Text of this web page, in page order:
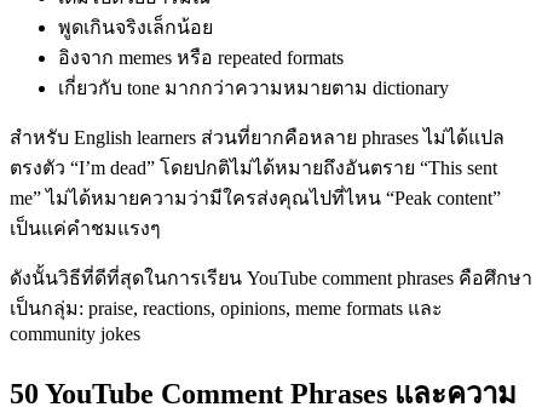
พูดเกินจริงเล็กน้อย
อิงจาก memes หรือ repeated formats
เกี่ยวกับ tone มากกว่าความหมายตาม dictionary
สำหรับ English learners ส่วนที่ยากคือหลาย phrases ไม่ได้แปล
ตรงตัว “I’m dead” โดยปกติไม่ได้หมายถึงอันตราย “This sent
me” ไม่ได้หมายความว่ามีใครส่งคุณไปที่ไหน “Peak content”
เป็นแค่คำชมแรงๆ
ดังนั้นวิธีที่ดีที่สุดในการเรียน YouTube comment phrases คือศึกษา
เป็นกลุ่ม: praise, reactions, opinions, meme formats และ
community jokes
50 YouTube Comment Phrases และความ